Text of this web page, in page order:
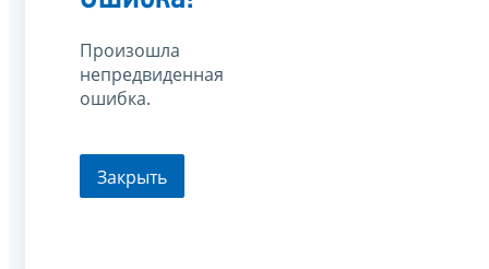
Произошла
непредвиденная
ошибка.
Закрыть